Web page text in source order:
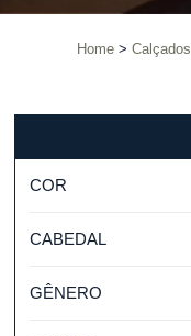
Home Calçados
COR
CABEDAL
GÊNERO